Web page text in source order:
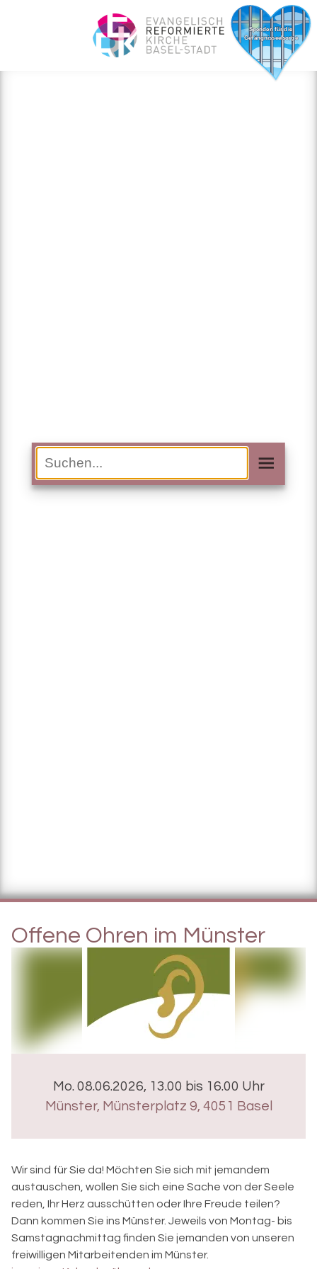
Offene Ohren im Münster
Mo. 08.06.2026, 13.00 bis 16.00 Uhr
Münster, Münsterplatz 9, 4051 Basel
Wir sind für Sie da! Möchten Sie sich mit jemandem
austauschen, wollen Sie sich eine Sache von der Seele
reden, Ihr Herz ausschütten oder Ihre Freude teilen?
Dann kommen Sie ins Münster. Jeweils von Montag- bis
Samstagnachmittag finden Sie jemanden von unseren
freiwilligen Mitarbeitenden im Münster.